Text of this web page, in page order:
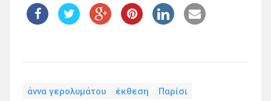
άννα γερολυμάτου έκθεση Παρίσι